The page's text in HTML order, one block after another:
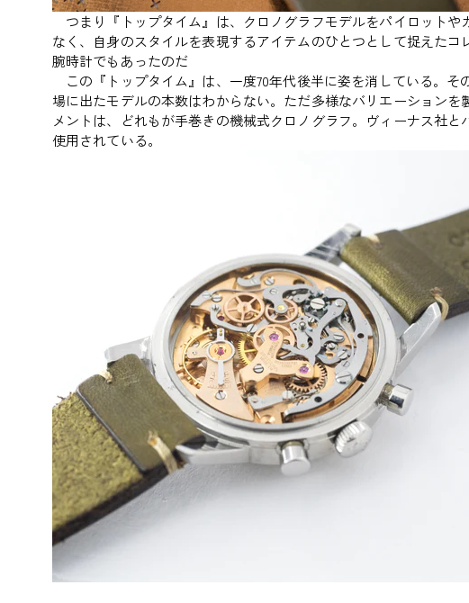
つまり『トップタイム』は、クロノグラフモデルをパイロットや
なく、自身のスタイルを表現するアイテムのひとつとして捉えた
腕時計でもあったのだ
この『トップタイム』は、一度70年代後半に姿を消している。そ
場に出たモデルの本数はわからない。ただ多様なバリエーション
メントは、どれもが手巻きの機械式クロノグラフ。ヴィーナス社
使用されている。